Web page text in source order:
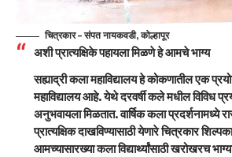
चित्रकार – संपत नायकवडी, कोल्हापूर
अशी प्रात्यक्षिके पहायला मिळणे हे आमचे भाग्य
सह्याद्री कला महाविद्यालय हे कोकणातील एक
महाविद्यालय आहे. येथे दरवर्षी कले मधील विविध
अनुभवायला मिळतात. वार्षिक कला प्रदर्शनामध्ये
प्रात्यक्षिक दाखविण्यासाठी येणारे चित्रकार
आमच्यासारख्या कला विद्यार्थ्यांसाठी खरोखरच